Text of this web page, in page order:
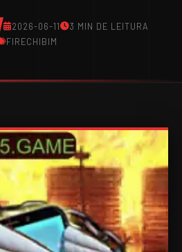
2026-06-11
3 MIN DE LEITURA
FIRECHIBIM